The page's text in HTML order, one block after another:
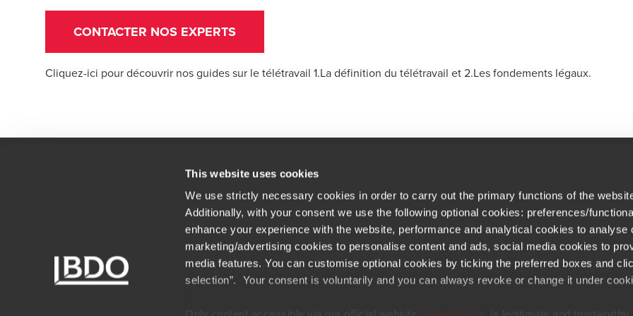
This website uses cookies
We use strictly necessary cookies in order to carry out the primary functions of the
Additionally, with your consent we use the following optional cookies: preferences/
enhance your experience with the website, performance and analytical cookies to analyse
marketing/advertising cookies to personalise content and ads, social media cookies to
media features. You can customise optional cookies by ticking the preferred boxes and
selection”. Your consent is voluntarily and you can always revoke or change it under
CONTACTER NOS EXPERTS
Cliquez-ici pour découvrir nos guides sur le télétravail 1.La définition du télétravail et 2.Les fondements légaux.
Nos bureaux
Mentions légales
Carrières
Nos associés
Plaquettes commerciales
Conditions générales du portail
Newsletter
Inscrivez-vous et recevez les
Opens in a new window/tab
Opens in a new window/tab
Opens in a new
Opens in a
Copyright © 2026 BDO France